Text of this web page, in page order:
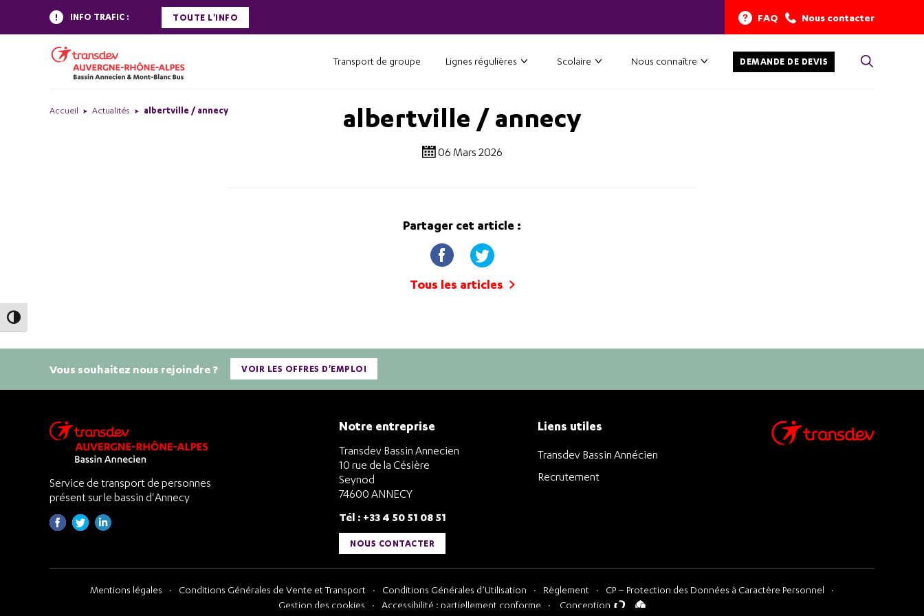
Passer en contraste élevé
INFO TRAFIC : TOUTE L'INFO FAQ Nous contacter
Transport de groupe Lignes régulières Scolaire Nous connaître DEMANDE DE DEVIS
Accueil Actualités albertville / annecy albertville / annecy
06 Mars 2026
Partager cet article :
Tous les articles
Vous souhaitez nous rejoindre ? VOIR LES OFFRES D'EMPLOI
Service de transport de personnes
présent sur le bassin d'Annecy
Notre entreprise
Transdev Bassin Annecien
10 rue de la Césière
Seynod
74600 ANNECY
Tél : +33 4 50 51 08 51
NOUS CONTACTER
Liens utiles
Transdev Bassin Annécien
Recrutement
Mentions légales Conditions Générales de Vente et Transport Conditions Générales d’Utilisation Règlement
CP – Protection des Données à Caractère Personnel
Gestion des cookies
Accessibilité : partiellement conforme Conception